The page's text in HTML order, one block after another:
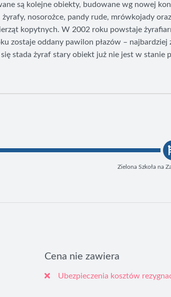
są kolejne obiekty, budowane wg nowej
nosorożce, pandy rude, mrówkojady
kopytnych. W 2002 roku powstaje
zostaje oddany pawilon płazów – najbardziej
stada żyraf stary obiekt już nie jest w stanie
Zielona Szkoła na
Cena nie zawiera
Ubezpieczenia kosztów